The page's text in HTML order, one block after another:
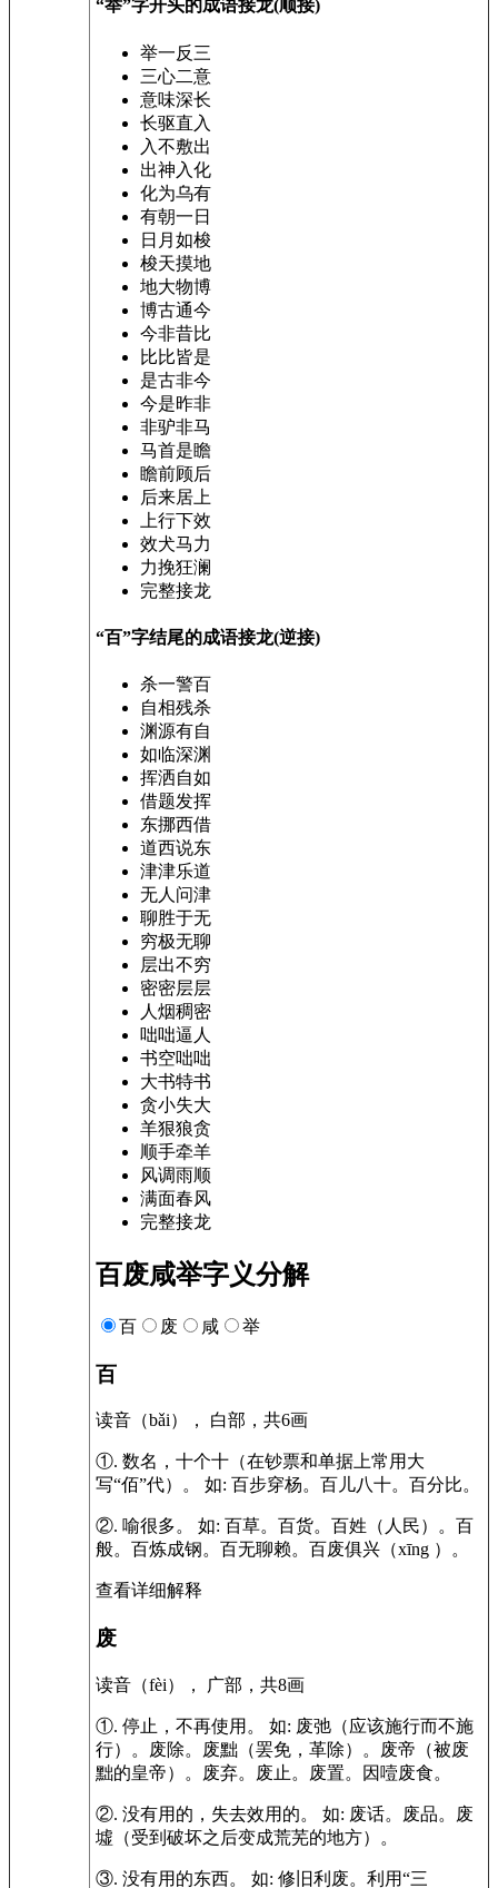
“举”字开头的成语接龙(顺接)
举一反三
三心二意
意味深长
长驱直入
入不敷出
出神入化
化为乌有
有朝一日
日月如梭
梭天摸地
地大物博
博古通今
今非昔比
比比皆是
是古非今
今是昨非
非驴非马
马首是瞻
瞻前顾后
后来居上
上行下效
效犬马力
力挽狂澜
完整接龙
“百”字结尾的成语接龙(逆接)
杀一警百
自相残杀
渊源有自
如临深渊
挥洒自如
借题发挥
东挪西借
道西说东
津津乐道
无人问津
聊胜于无
穷极无聊
层出不穷
密密层层
人烟稠密
咄咄逼人
书空咄咄
大书特书
贪小失大
羊狠狼贪
顺手牵羊
风调雨顺
满面春风
完整接龙
百废咸举字义分解
百 废 咸 举
百
读音（bǎi）， 白部，共6画
①. 数名，十个十（在钞票和单据上常用大
写“佰”代）。 如: 百步穿杨。百儿八十。百分比。
②. 喻很多。 如: 百草。百货。百姓（人民）。百
般。百炼成钢。百无聊赖。百废俱兴（xīng ）。
查看详细解释
废
读音（fèi）， 广部，共8画
①. 停止，不再使用。 如: 废弛（应该施行而不施
行）。废除。废黜（罢免，革除）。废帝（被废
黜的皇帝）。废弃。废止。废置。因噎废食。
②. 没有用的，失去效用的。 如: 废话。废品。废
墟（受到破坏之后变成荒芜的地方）。
③. 没有用的东西。 如: 修旧利废。利用“三